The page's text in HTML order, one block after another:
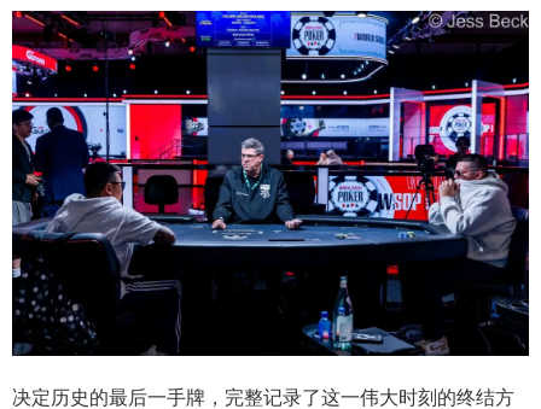
决定历史的最后一手牌，完整记录了这一伟大时刻的终结方